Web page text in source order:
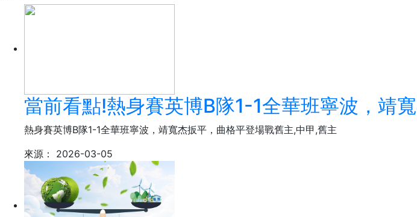
當前看點!熱身賽英博B隊1-1全華班寧波，靖
熱身賽英博B隊1-1全華班寧波，靖寬杰扳平，曲格平登場戰舊主,中甲,舊主
來源：
2026-03-05